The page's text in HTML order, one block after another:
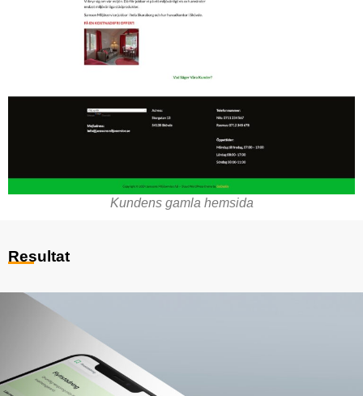
Kundens gamla hemsida
Resultat